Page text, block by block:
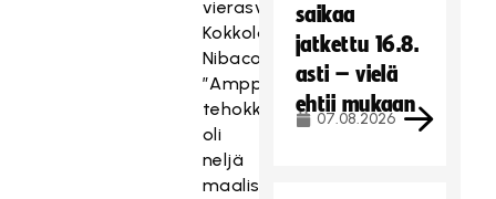
vierasvoitolla
Kokkolan
Nibacosista.
”Ampparien”
tehokkain
oli
neljä
maalisyöttöä
saikaa
jatkettu 16.8.
asti – vielä
ehtii mukaan
07.08.2026